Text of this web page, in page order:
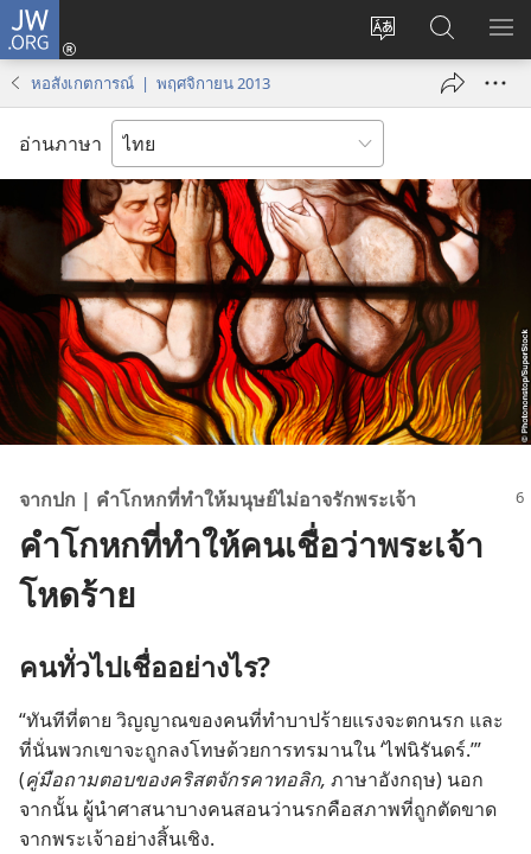
JW.ORG
เปลี่ยน
เข้า
(เปิด
ใหม่)
ค้นหา
ใน
JW.ORG
แส
หอสังเกตการณ์ | พฤศจิกายน 2013
อ่านภาษา
จาก​ปก | คำ​โกหก​ที่​ทำ​ให้​มนุษย์​ไม่​อาจ​รัก​พระเจ้า
คำโกหกที่ทำให้คนเชื่อว่าพระเจ้า
โหดร้าย
คน​ทั่ว​ไป​เชื่อ​อย่าง​ไร?
“ทันที​ที่​ตาย วิญญาณ​ของ​คน​ที่​ทำ​บาป​ร้ายแรง​จะ​ตก​นรก และ​
ที่​นั่น​พวก​เขา​จะ​ถูก​ลง​โทษ​ด้วย​การ​ทรมาน​ใน ‘ไฟ​นิรันดร์.’”
(คู่มือ​ถาม​ตอบ​ของ​คริสตจักร​คาทอลิก, ภาษา​อังกฤษ) นอก​
จาก​นั้น ผู้​นำ​ศาสนา​บาง​คน​สอน​ว่า​นรก​คือ​สภาพ​ที่​ถูก​ตัด​ขาด​
จาก​พระเจ้า​อย่าง​สิ้นเชิง.